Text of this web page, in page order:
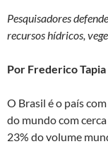
to
o
n
e
o
o
k
at
A
p
p
Pesquisadores
recursos hídricos,
Por Frederico Tapia
O Brasil é o país
do mundo com
23% do volume